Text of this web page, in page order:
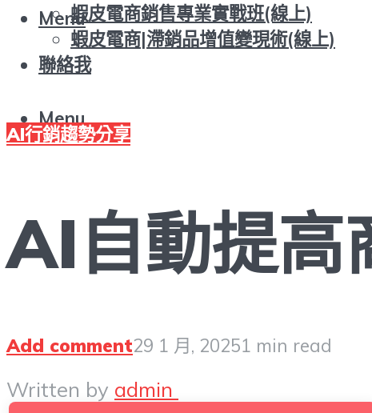
Menu蝦皮電商銷售專業實戰班(線上)
蝦皮電商|滯銷品增值變現術(線上)
聯絡我
Menu
AI行銷趨勢分享
AI自動提高
Add comment29 1 月, 20251 min read
Written by admin